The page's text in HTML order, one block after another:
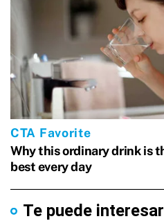
Te puede interesar